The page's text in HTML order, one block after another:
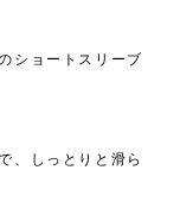
ショートスリーブ
、しっとりと滑ら